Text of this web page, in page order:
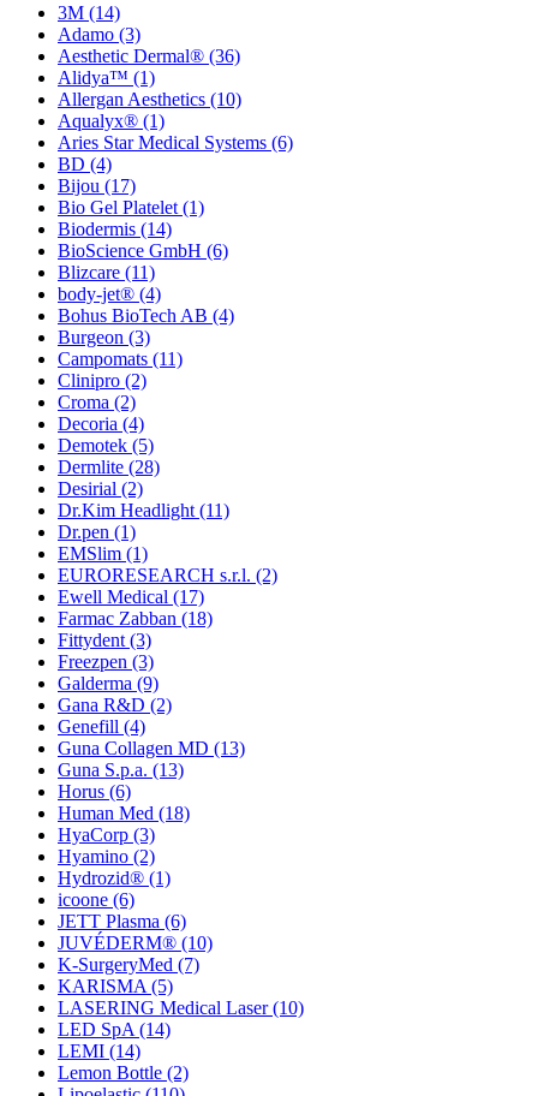
3M (14)
Adamo (3)
Aesthetic Dermal® (36)
Alidya™ (1)
Allergan Aesthetics (10)
Aqualyx® (1)
Aries Star Medical Systems (6)
BD (4)
Bijou (17)
Bio Gel Platelet (1)
Biodermis (14)
BioScience GmbH (6)
Blizcare (11)
body-jet® (4)
Bohus BioTech AB (4)
Burgeon (3)
Campomats (11)
Clinipro (2)
Croma (2)
Decoria (4)
Demotek (5)
Dermlite (28)
Desirial (2)
Dr.Kim Headlight (11)
Dr.pen (1)
EMSlim (1)
EURORESEARCH s.r.l. (2)
Ewell Medical (17)
Farmac Zabban (18)
Fittydent (3)
Freezpen (3)
Galderma (9)
Gana R&D (2)
Genefill (4)
Guna Collagen MD (13)
Guna S.p.a. (13)
Horus (6)
Human Med (18)
HyaCorp (3)
Hyamino (2)
Hydrozid® (1)
icoone (6)
JETT Plasma (6)
JUVÉDERM® (10)
K-SurgeryMed (7)
KARISMA (5)
LASERING Medical Laser(10)
LED SpA (14)
LEMI (14)
Lemon Bottle (2)